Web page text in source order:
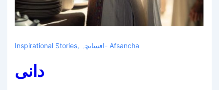
Inspirational Stories, افسانچہ- Afsancha
دانی